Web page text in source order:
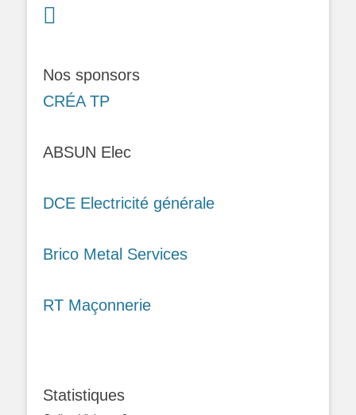
Nos sponsors
CRÉA TP
ABSUN Elec
DCE Electricité générale
Brico Metal Services
RT Maçonnerie
Statistiques